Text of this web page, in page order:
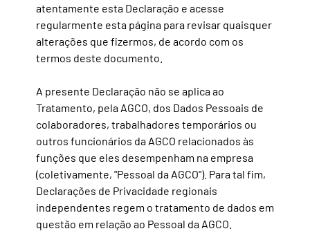
atentamente esta Declaração e acesse
regularmente esta página para revisar quaisquer
alterações que fizermos, de acordo com os
termos deste documento.
A presente Declaração não se aplica ao
Tratamento, pela AGCO, dos Dados Pessoais de
colaboradores, trabalhadores temporários ou
outros funcionários da AGCO relacionados às
funções que eles desempenham na empresa
(coletivamente, "Pessoal da AGCO"). Para tal fim,
Declarações de Privacidade regionais
independentes regem o tratamento de dados em
questão em relação ao Pessoal da AGCO.